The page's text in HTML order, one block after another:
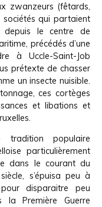
zwanzeurs (fêtards,
sociétés qui partaient
le centre de
précédés d’une
à Uccle-Saint-Job
prétexte de chasser
un insecte nuisible.
ces cortèges
et libations et
tradition populaire
particulièrement
dans le courant du
s’épuisa peu à
disparaitre peu
la Première Guerre